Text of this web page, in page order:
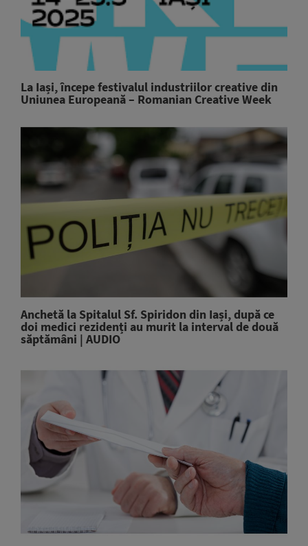
La Iași, începe festivalul industriilor creative din
Uniunea Europeană – Romanian Creative Week
Anchetă la Spitalul Sf. Spiridon din Iași, după ce
doi medici rezidenți au murit la interval de două
săptămâni | AUDIO